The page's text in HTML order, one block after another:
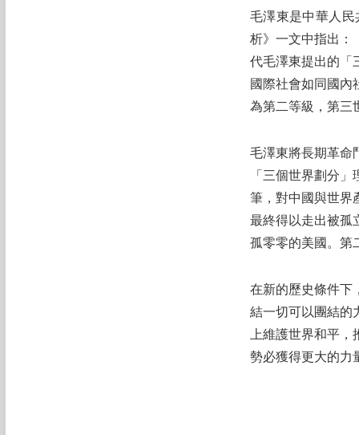
毛澤東是中華人
析》一文中指出：
代毛澤東提出的「
國際社會如同國內
為第二等級，第三
毛澤東將長期革命
「三個世界劃分
筆，對中國與世界
最終得以走出被孤
孤零零的美國。第
在新的歷史條件下
結一切可以團結的
上維護世界和平，
勢必獲得更大的力